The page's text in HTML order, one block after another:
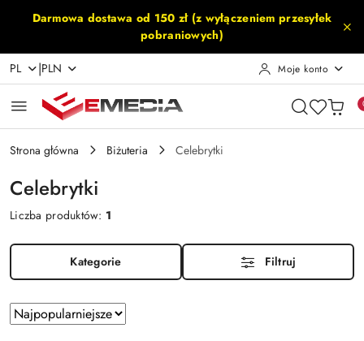
Przejdź do treści głównej
Przejdź do wyszukiwarki
Przejdź do moje konto
Przejdź do menu głównego
Przejdź do stopki
Darmowa dostawa od 150 zł (z wyłączeniem przesyłek
pobraniowych)
PL |PLN Moje konto
Strona główna Biżuteria Celebrytki
Celebrytki
Liczba produktów: 1
Kategorie Filtruj
Zastosowano
sortowanie:
Sortuj
według